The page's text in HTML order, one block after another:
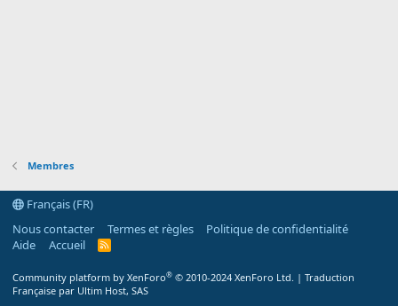
Membres
Français (FR)
Nous contacter
Termes et règles
Politique de confidentialité
Aide
Accueil
R
Community platform by XenForo® © 2010-2024 XenForo Ltd. | Traduction
Française par Ultim Host, SAS